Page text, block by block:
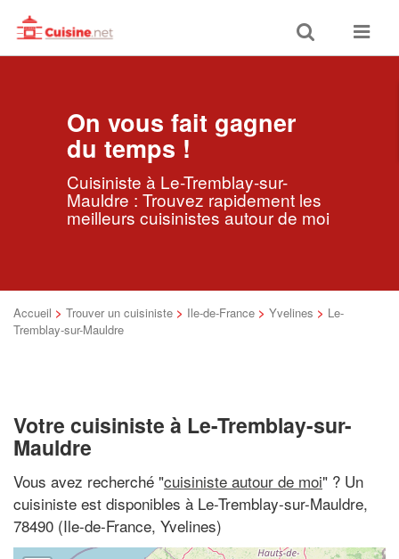
Toggle
search
Toggle
On vous fait gagner
du temps !
Cuisiniste à Le-Tremblay-sur-
Mauldre : Trouvez rapidement les
meilleurs cuisinistes autour de moi
Accueil > Trouver un cuisiniste > Ile-de-France > Yvelines > Le-
Tremblay-sur-Mauldre
Votre cuisiniste à Le-Tremblay-sur-
Mauldre
Vous avez recherché "cuisiniste autour de moi" ? Un
cuisiniste est disponibles à Le-Tremblay-sur-Mauldre,
78490 (Ile-de-France, Yvelines)